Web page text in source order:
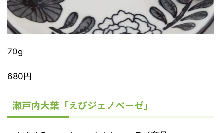
70g
680円
瀬戸内大葉「えびジェノベーゼ」